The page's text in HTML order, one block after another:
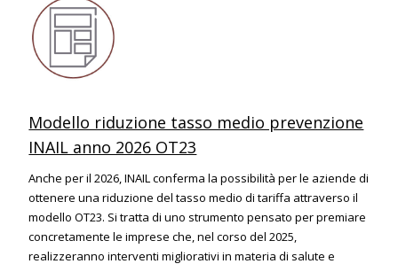
Modello riduzione tasso medio prevenzione
INAIL anno 2026 OT23
Anche per il 2026, INAIL conferma la possibilità per le aziende di
ottenere una riduzione del tasso medio di tariffa attraverso il
modello OT23. Si tratta di uno strumento pensato per premiare
concretamente le imprese che, nel corso del 2025,
realizzeranno interventi migliorativi in materia di salute e